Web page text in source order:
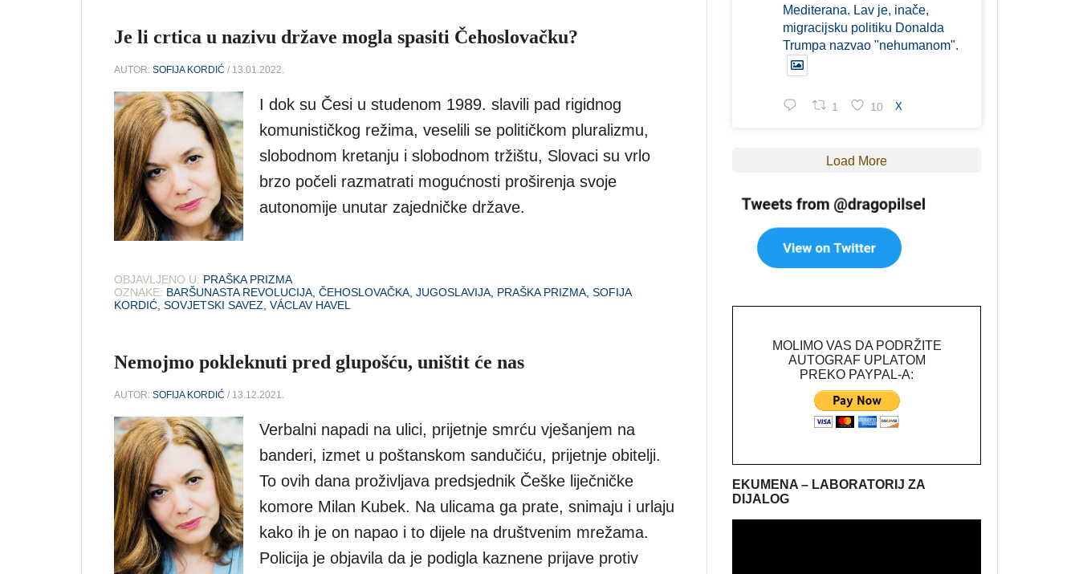
Je li crtica u nazivu države mogla spasiti Čehoslovačku?
AUTOR: SOFIJA KORDIĆ / 13.01.2022.
I dok su Česi u studenom 1989. slavili pad rigidnog
komunističkog režima, veselili se političkom pluralizmu,
slobodnom kretanju i slobodnom tržištu, Slovaci su vrlo
brzo počeli razmatrati mogućnosti proširenja svoje
autonomije unutar zajedničke države.
OBJAVLJENO U: PRAŠKA PRIZMA
OZNAKE: BARŠUNASTA REVOLUCIJA, ČEHOSLOVAČKA, JUGOSLAVIJA, PRAŠKA PRIZMA, SOFIJA
KORDIĆ, SOVJETSKI SAVEZ, VÁCLAV HAVEL
Nemojmo pokleknuti pred glupošću, uništit će nas
AUTOR: SOFIJA KORDIĆ / 13.12.2021.
Verbalni napadi na ulici, prijetnje smrću vješanjem na
banderi, izmet u poštanskom sandučiću, prijetnje obitelji.
To ovih dana proživljava predsjednik Češke liječničke
komore Milan Kubek. Na ulicama ga prate, snimaju i urlaju
kako ih je on napao i to dijele na društvenim mrežama.
Policija je objavila da je podigla kaznene prijave protiv
Mediterana. Lav je, inače,
migracijsku politiku Donalda
Trumpa nazvao "nehumanom".
1 10 X
Load More
MOLIMO VAS DA PODRŽITE
AUTOGRAF UPLATOM
PREKO PAYPAL-A:
EKUMENA – LABORATORIJ ZA
DIJALOG